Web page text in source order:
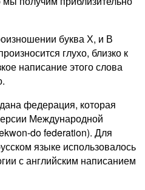
буква Х, и В
глухо, близко к
написание этого слова
федерация, которая
Международной
do federation). Для
языке использовалось
с английским написанием